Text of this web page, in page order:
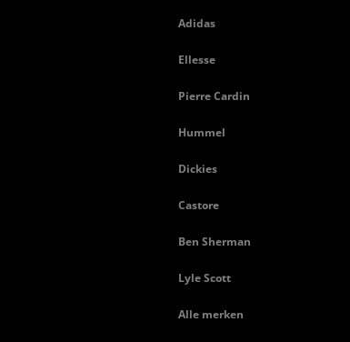
Adidas
Ellesse
Pierre Cardin
Hummel
Dickies
Castore
Ben Sherman
Lyle Scott
Alle merken